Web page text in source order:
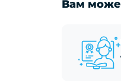
Вам